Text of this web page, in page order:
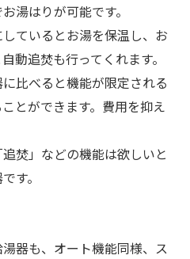
湯はりが可能です。
ているとお湯を保温し、お
動追焚も行ってくれます。
比べると機能が限定される
とができます。費用を抑え
焚」などの機能は欲しいと
す。
器も、オート機能同様、ス